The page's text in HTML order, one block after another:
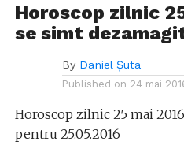
Horoscop zilnic
se simt
By Daniel Șuta
Published on 24 mai
Horoscop zilnic 25 mai
pentru 25.05.2016